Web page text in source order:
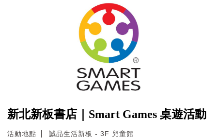
新北新板書店｜Smart Games 桌遊活動
活動地點
誠品生活新板 - 3F 兒童館